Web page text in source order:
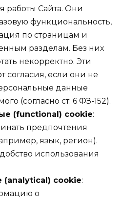
работы Сайта. Они
функциональность,
по страницам и
разделам. Без них
некорректно. Эти
согласия, если они не
данные
(согласно ст. 6 ФЗ-152).
(functional) cookie:
предпочтения
язык, регион).
использования
(analytical) cookie:
о